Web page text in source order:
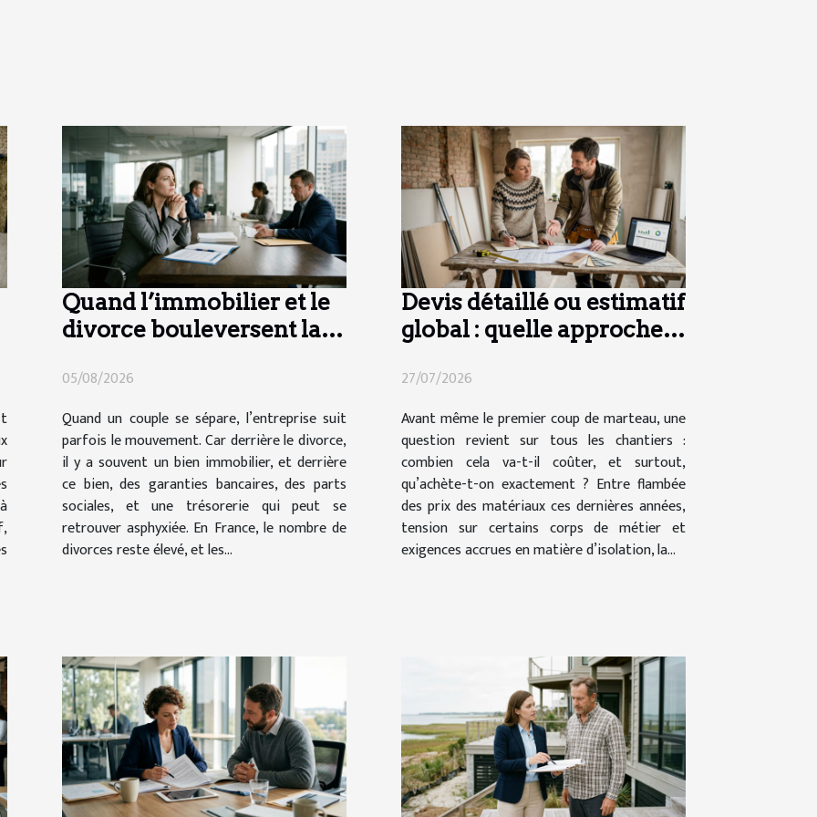
Quand l’immobilier et le
divorce bouleversent la
05/08/2026
Quand un couple se sépare, l’entreprise suit
parfois le mouvement. Car derrière le divorce,
il y a souvent un bien immobilier, et derrière
ce bien, des garanties bancaires, des parts
sociales, et une trésorerie qui peut se
retrouver asphyxiée. En France, le nombre de
divorces reste élevé, et les...
Devis détaillé ou estimatif
global : quelle approche
27/07/2026
Avant même le premier coup de marteau, une
question revient sur tous les chantiers :
combien cela va-t-il coûter, et surtout,
qu’achète-t-on exactement ? Entre flambée
des prix des matériaux ces dernières années,
tension sur certains corps de métier et
exigences accrues en matière d’isolation, la...